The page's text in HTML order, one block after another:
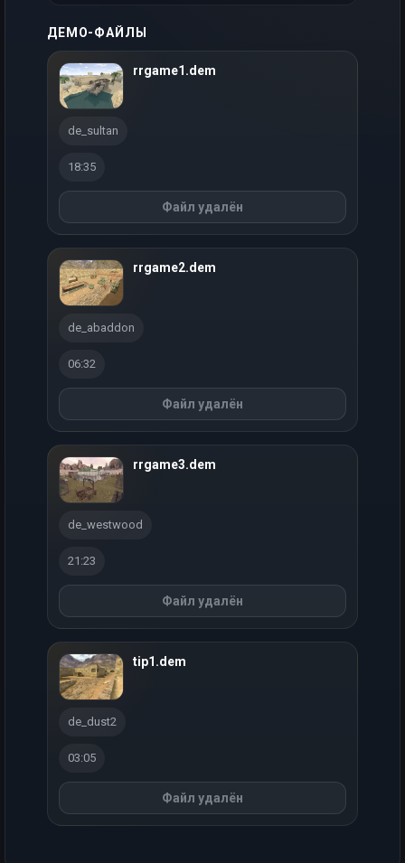
ДЕМО-ФАЙЛЫ
rrgame1.dem
de_sultan
18:35
Файл удалён
rrgame2.dem
de_abaddon
06:32
Файл удалён
rrgame3.dem
de_westwood
21:23
Файл удалён
tip1.dem
de_dust2
03:05
Файл удалён